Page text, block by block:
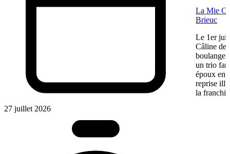
27 juillet 2026
La Mie
Brieuc
Le 1er
Câline de
un trio
époux
reprise
la